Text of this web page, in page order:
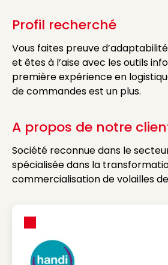
Profil recherché
Vous faites preuve
et êtes à l’aise avec les outils
première expérience en
de commandes est un plus.
A propos de notre
Société reconnue dans le
spécialisée dans la
commercialisation de volailles